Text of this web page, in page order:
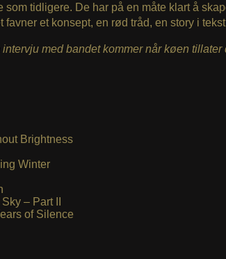
som tidligere. De har på en måte klart å
favner et konsept, en rød tråd, en story i
med bandet kommer når køen tillater
Brightness
Winter
– Part II
of Silence